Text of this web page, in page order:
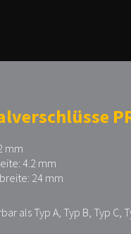
mm
4.2 mm
24 mm
als Typ A, Typ B, Typ C,